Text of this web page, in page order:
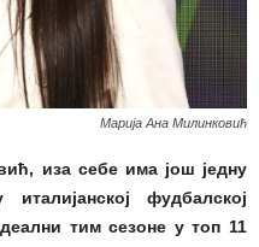
Марија Ана Милинковић
иза себе има још једну
фудбалској
тим сезоне у топ 11